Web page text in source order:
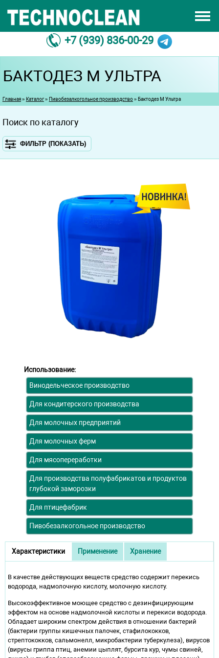
+7 (939) 836-00-29
СЕРТИФИКАТЫ
О НАС
ПРОИЗВОДСТВО
ДИЛЛЕР
БАКТОДЕЗ М УЛЬТРА
Вы здесь
Главная» Каталог» Пивобезалкогольное производство» Бактодез М Ультра
Использование:
Винодельческое производство
Для кондитерского производства
Для молочных предприятий
Для молочных ферм
Для мясопереработки
Для производства полуфабрикатов и продуктов
глубокой заморозки
Для птицефабрик
Пивобезалкогольное производство
Дополнительное описание
Характеристики
(активная вкладка)
Применение Хранение
В качестве действующих веществ средство содержит перекись
водорода, надмолочную кислоту, молочную кислоту.
Высокоэффективное моющее средство с дезинфицирующим
эффектом на основе надмолочной кислоты и перекиси водорода.
Обладает широким спектром действия в отношении бактерий
(бактерии группы кишечных палочек, стафилококков,
стрептококков, сальмонелл, микробактерии туберкулеза), вирусов
(вирусы гриппа птиц, анемии цыплят, бурсита кур, чумы свиней,
Поиск по каталогу
ФИЛЬТР (ПОКАЗАТЬ)
ИСПОЛЬЗОВАНИЕ